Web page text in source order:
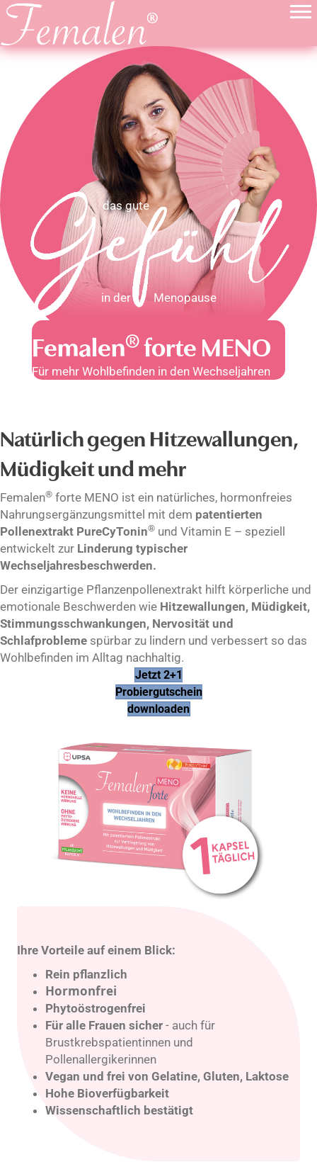
das gute
in der Menopause
Femalen®forte MENO
Für mehr Wohlbefinden in den Wechseljahren
Natürlich gegen Hitzewallungen,
Müdigkeit und mehr
Femalen® forte MENO ist ein natürliches, hormonfreies
Nahrungsergänzungsmittel mit dem patentierten
Pollenextrakt PureCyTonin® und Vitamin E – speziell
entwickelt zur Linderung typischer
Wechseljahresbeschwerden.
Der einzigartige Pflanzenpollenextrakt hilft körperliche und
emotionale Beschwerden wie Hitzewallungen, Müdigkeit,
Stimmungsschwankungen, Nervosität und
Schlafprobleme spürbar zu lindern und verbessert so das
Wohlbefinden im Alltag nachhaltig.
Jetzt 2+1
Probiergutschein
downloaden
Ihre Vorteile auf einem Blick:
Rein pflanzlich
Hormonfrei
Phytoöstrogenfrei
Für alle Frauen sicher - auch für
Brustkrebspatientinnen und
Pollenallergikerinnen
Vegan und frei von Gelatine, Gluten, Laktose
Hohe Bioverfügbarkeit
Wissenschaftlich bestätigt